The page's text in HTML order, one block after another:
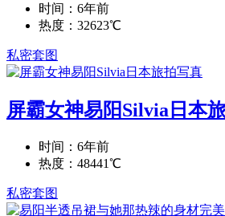
时间：6年前
热度：32623℃
私密套图
屏霸女神易阳Silvia日本
时间：6年前
热度：48441℃
私密套图